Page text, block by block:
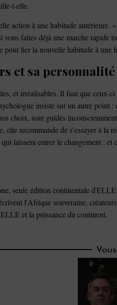
t-elle.
action à une habitude antérieure.
vous faites déjà une marche rapide
pour lier la nouvelle habitude à une
et sa personnalité
et irréalisables. Il faut que ceux-
insiste sur un autre point
choix, sont guidés
elle recommande de s’essayer à la
laissera entrer le changement :
seule édition continentale
l'Afrique souveraine,
et la puissance du continent.